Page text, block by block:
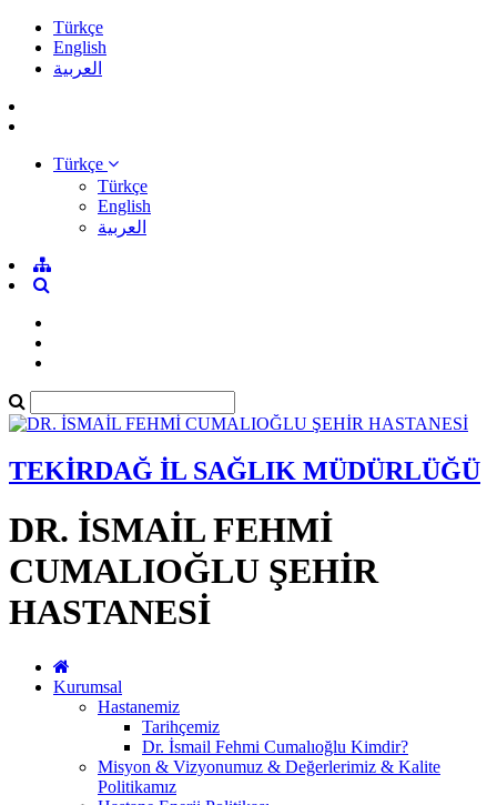
Türkçe
English
العربية
Türkçe
Türkçe
English
العربية
TEKİRDAĞ İL SAĞLIK MÜDÜRLÜĞÜ
DR. İSMAİL FEHMİ
CUMALIOĞLU ŞEHİR
HASTANESİ
Kurumsal
Hastanemiz
Tarihçemiz
Dr. İsmail Fehmi Cumalıoğlu Kimdir?
Misyon & Vizyonumuz & Değerlerimiz & Kalite
Politikamız